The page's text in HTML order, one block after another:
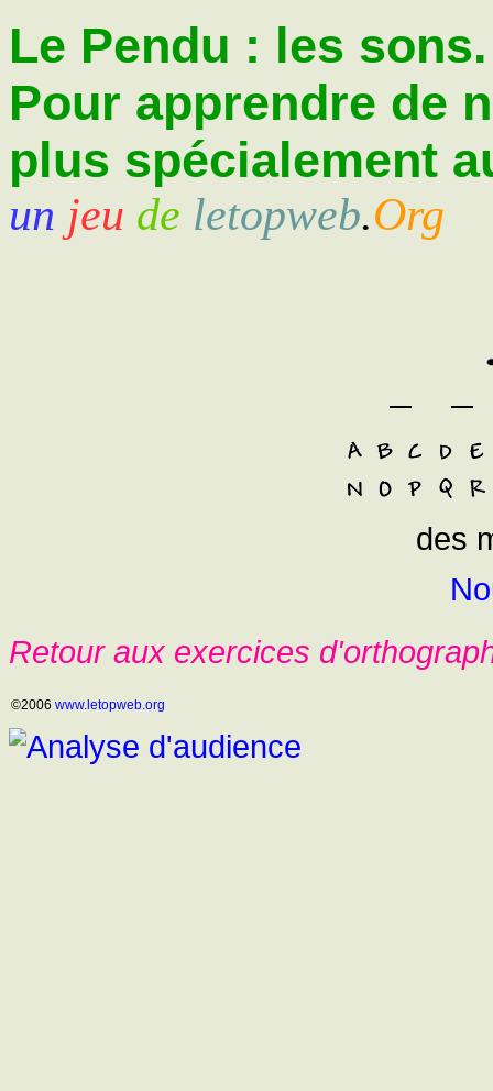
Le Pendu : les sons.
Pour apprendre de
plus spécialement
un jeu de letopweb.Org
des
Retour aux exercices
©2006 www.letopweb.org